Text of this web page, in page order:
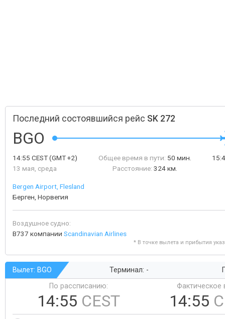
Последний состоявшийся рейс SK 272
BGO
14:55 CEST(GMT +2)
13 мая, среда
Общее время в пути: 50 мин.
Расстояние: 324 км.
Bergen Airport, Flesland
Берген, Норвегия
Воздушное судно:
B737 компании Scandinavian Airlines
* В точке вылета и прибытия
Вылет: BGO Терминал: -
По рассписанию:
14:55 CEST
Фактическое
14:55